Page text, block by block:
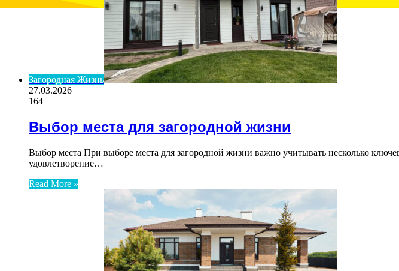
Загородная Жизнь
27.03.2026
164
Выбор места для загородной жизни
Выбор места При выборе места для загородной жизни важно учитывать несколько
удовлетворение…
Read More »